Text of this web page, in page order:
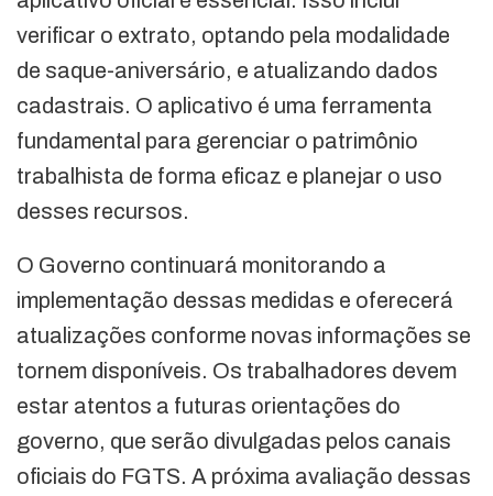
verificar o extrato, optando pela modalidade
de saque-aniversário, e atualizando dados
cadastrais. O aplicativo é uma ferramenta
fundamental para gerenciar o patrimônio
trabalhista de forma eficaz e planejar o uso
desses recursos.
O Governo continuará monitorando a
implementação dessas medidas e oferecerá
atualizações conforme novas informações se
tornem disponíveis. Os trabalhadores devem
estar atentos a futuras orientações do
governo, que serão divulgadas pelos canais
oficiais do FGTS. A próxima avaliação dessas